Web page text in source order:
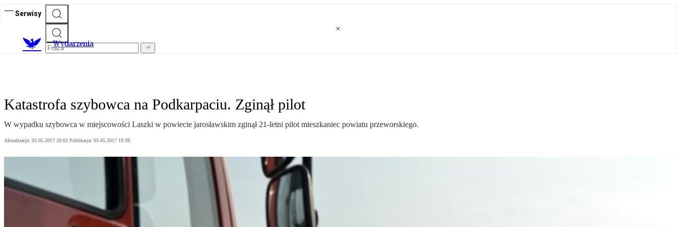
Serwisy
Wydarzenia
Katastrofa szybowca na Podkarpaciu. Zginął pilot
W wypadku szybowca w miejscowości Laszki w powiecie jarosławskim zginął 21-letni pilot mieszkaniec powiatu przeworskiego.
Aktualizacja: 03.05.2017 20:03 Publikacja: 03.05.2017 19:38